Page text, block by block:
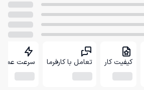
کیفیت کار تعامل با کارفرما سرعت عمل